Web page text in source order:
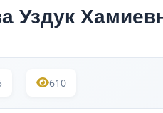
Уздук
610